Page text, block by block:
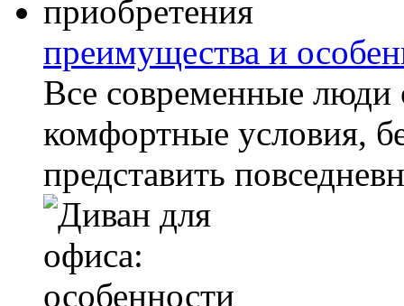
преимущества и
Все современные люди
комфортные условия,
представить